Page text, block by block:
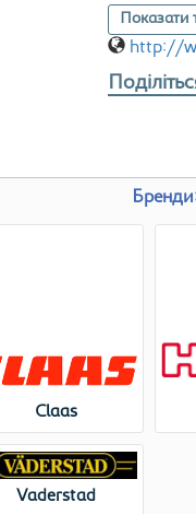
Показати
http://
Claas
Vaderstad